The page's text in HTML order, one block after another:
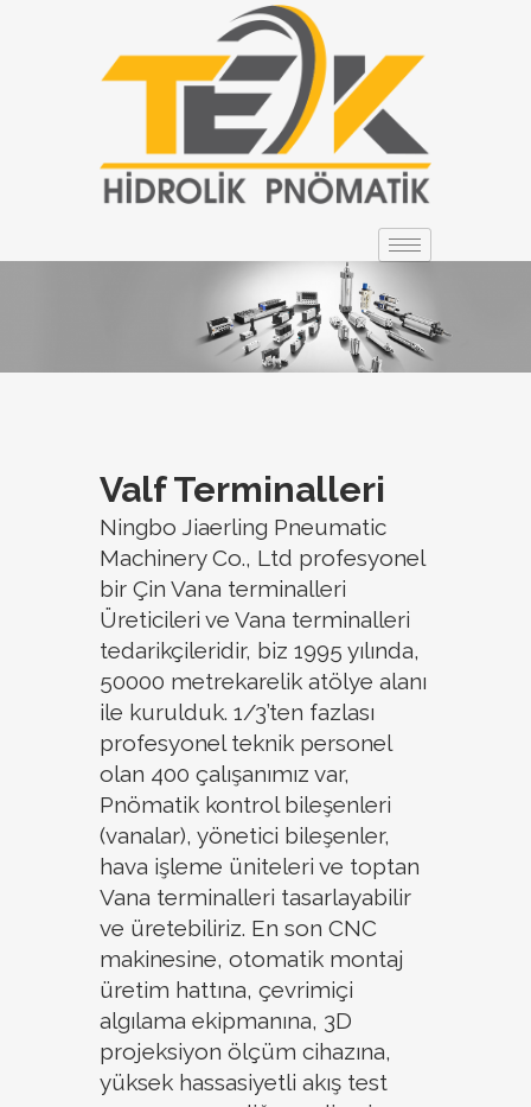
Valf Terminalleri
Ningbo Jiaerling Pneumatic
Machinery Co., Ltd profesyonel
bir Çin Vana terminalleri
Üreticileri ve Vana terminalleri
tedarikçileridir, biz 1995 yılında,
50000 metrekarelik atölye alanı
ile kurulduk. 1/3’ten fazlası
profesyonel teknik personel
olan 400 çalışanımız var,
Pnömatik kontrol bileşenleri
(vanalar), yönetici bileşenler,
hava işleme üniteleri ve toptan
Vana terminalleri tasarlayabilir
ve üretebiliriz. En son CNC
makinesine, otomatik montaj
üretim hattına, çevrimiçi
algılama ekipmanına, 3D
projeksiyon ölçüm cihazına,
yüksek hassasiyetli akış test